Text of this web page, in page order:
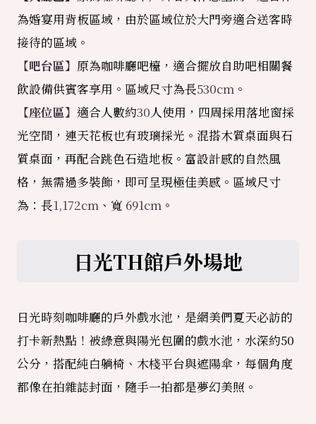
為婚宴用背板區域，由於區域位於大門旁適合送客時
接待的區域。
【吧台區】 原為咖啡廳吧檯，適合擺放自助吧相關餐
飲設備供賓客享用。區域尺寸為長530cm 。
【座位區】 適合人數約30人使用，四周採用落地窗採
光空間，連天花板也有玻璃採光。混搭木質桌面與石
質桌面，再配合跳色石造地板。富設計感的自然風
格，無需過多裝飾，即可呈現極佳美感。區域尺寸
為：長1,172cm 、寬 691cm 。
日光TH館戶外場地
日光時刻咖啡廳的戶外戲水池，是網美們夏天必訪的
打卡新熱點！被綠意與陽光包圍的戲水池，水深約50
公分，搭配純白躺椅、木棧平台與遮陽傘，每個角度
都像在拍雜誌封面，隨手一拍都是夢幻美照。